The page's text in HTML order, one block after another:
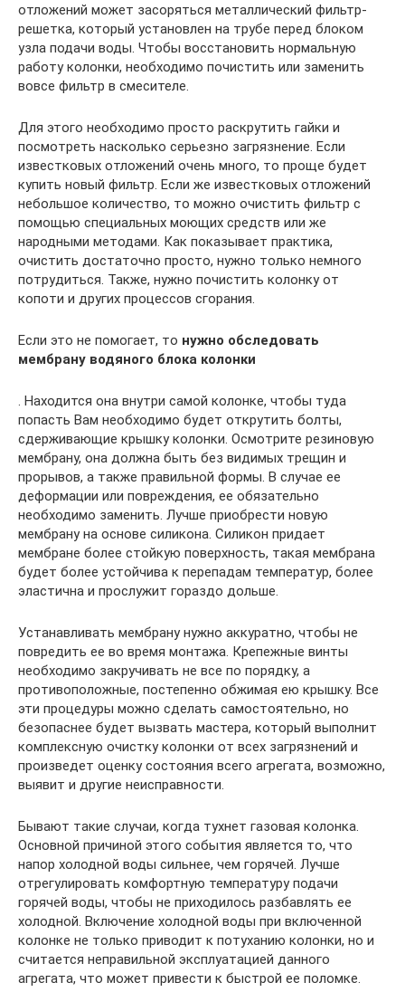
отложений может засоряться металлический фильтр-
решетка, который установлен на трубе перед блоком
узла подачи воды. Чтобы восстановить нормальную
работу колонки, необходимо почистить или заменить
вовсе фильтр в смесителе.
Для этого необходимо просто раскрутить гайки и
посмотреть насколько серьезно загрязнение. Если
известковых отложений очень много, то проще будет
купить новый фильтр. Если же известковых отложений
небольшое количество, то можно очистить фильтр с
помощью специальных моющих средств или же
народными методами. Как показывает практика,
очистить достаточно просто, нужно только немного
потрудиться. Также, нужно почистить колонку от
копоти и других процессов сгорания.
Если это не помогает, то нужно обследовать
мембрану водяного блока колонки
. Находится она внутри самой колонке, чтобы туда
попасть Вам необходимо будет открутить болты,
сдерживающие крышку колонки. Осмотрите резиновую
мембрану, она должна быть без видимых трещин и
прорывов, а также правильной формы. В случае ее
деформации или повреждения, ее обязательно
необходимо заменить. Лучше приобрести новую
мембрану на основе силикона. Силикон придает
мембране более стойкую поверхность, такая мембрана
будет более устойчива к перепадам температур, более
эластична и прослужит гораздо дольше.
Устанавливать мембрану нужно аккуратно, чтобы не
повредить ее во время монтажа. Крепежные винты
необходимо закручивать не все по порядку, а
противоположные, постепенно обжимая ею крышку. Все
эти процедуры можно сделать самостоятельно, но
безопаснее будет вызвать мастера, который выполнит
комплексную очистку колонки от всех загрязнений и
произведет оценку состояния всего агрегата, возможно,
выявит и другие неисправности.
Бывают такие случаи, когда тухнет газовая колонка.
Основной причиной этого события является то, что
напор холодной воды сильнее, чем горячей. Лучше
отрегулировать комфортную температуру подачи
горячей воды, чтобы не приходилось разбавлять ее
холодной. Включение холодной воды при включенной
колонке не только приводит к потуханию колонки, но и
считается неправильной эксплуатацией данного
агрегата, что может привести к быстрой ее поломке.